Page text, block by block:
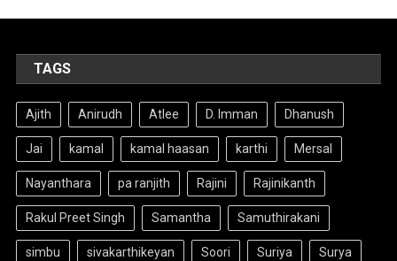
TAGS
Ajith Anirudh Atlee D. Imman Dhanush
Jai kamal kamal haasan karthi Mersal
Nayanthara pa ranjith Rajini Rajinikanth
Rakul Preet Singh Samantha Samuthirakani
simbu sivakarthikeyan Soori Suriya Surya